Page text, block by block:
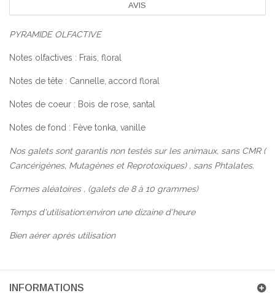
AVIS
PYRAMIDE OLFACTIVE
Notes olfactives : Frais, floral
Notes de tête : Cannelle, accord floral
Notes de coeur : Bois de rose, santal
Notes de fond : Fève tonka, vanille
Nos galets sont garantis non testés sur les animaux, sans CMR (
Cancérigènes, Mutagènes et Reprotoxiques) , sans Phtalates.
Formes aléatoires , (galets de 8 à 10 grammes)
Temps d'utilisation:environ une dizaine d'heure
Bien aérer après utilisation
INFORMATIONS